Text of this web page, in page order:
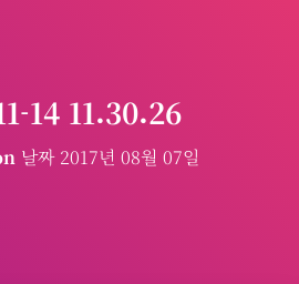
14 11.30.26
날짜 2017년 08월 07일